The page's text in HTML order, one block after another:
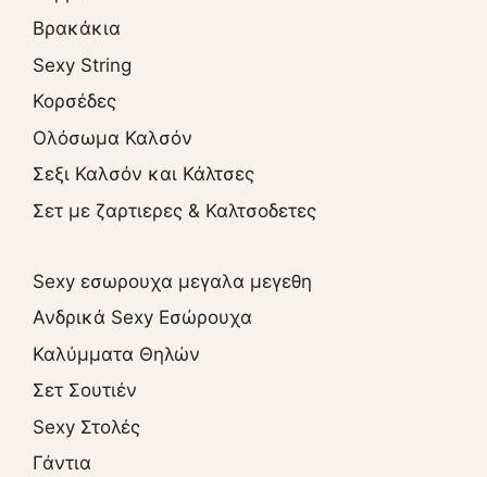
Βρακάκια
Sexy String
Κορσέδες
Ολόσωμα Καλσόν
Σεξι Καλσόν και Κάλτσες
Σετ με ζαρτιερες & Καλτσοδετες
Sexy εσωρουχα μεγαλα μεγεθη
Ανδρικά Sexy Εσώρουχα
Καλύμματα Θηλών
Σετ Σουτιέν
Sexy Στολές
Γάντια